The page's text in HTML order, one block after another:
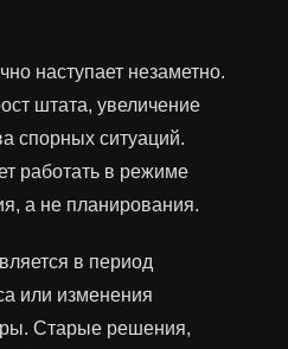
наступает незаметно.
штата, увеличение
спорных ситуаций.
работать в режиме
а не планирования.
в период
или изменения
Старые решения,